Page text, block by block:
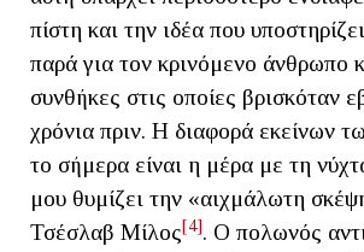
πίστη και την ιδέα που
παρά για τον κρινόμενο άνθρωπο
συνθήκες στις οποίες βρισκόταν
χρόνια πριν. Η διαφορά εκείνων
το σήμερα είναι η μέρα με τη
μου θυμίζει την «αιχμάλωτη
Τσέσλαβ Μίλος[4]. Ο πολωνός